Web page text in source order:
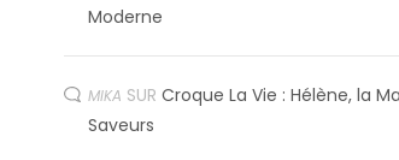
Moderne
MIKA SUR Croque La Vie : Hélène, la
Saveurs